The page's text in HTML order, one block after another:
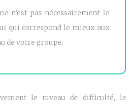
n’est pas nécessairement le
qui correspond le mieux aux
de votre groupe.
le niveau de difficulté, le